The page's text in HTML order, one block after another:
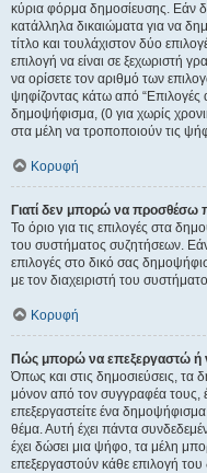
κύρια φόρμα δημοσίευσης. Εάν
κατάλληλα δικαιώματα για να
τίτλο και τουλάχιστον δύο
επιλογή να είναι σε ξεχωριστή
να ορίσετε τον αριθμό των
ψηφίζοντας κάτω από “Επιλογές
δημοψήφισμα, (0 για χωρίς
στα μέλη να τροποποιούν τις
Κορυφή
Γιατί δεν μπορώ να προσθέσω
Το όριο για τις επιλογές στα
του συστήματος συζητήσεων. Εάν
επιλογές στο δικό σας
με τον διαχειριστή του
Κορυφή
Πώς μπορώ να επεξεργαστώ ή
Όπως και στις δημοσιεύσεις,
μόνον από τον συγγραφέα τους,
επεξεργαστείτε ένα
θέμα. Αυτή έχει πάντα
έχει δώσει μια ψήφο, τα μέλη
επεξεργαστούν κάθε επιλογή